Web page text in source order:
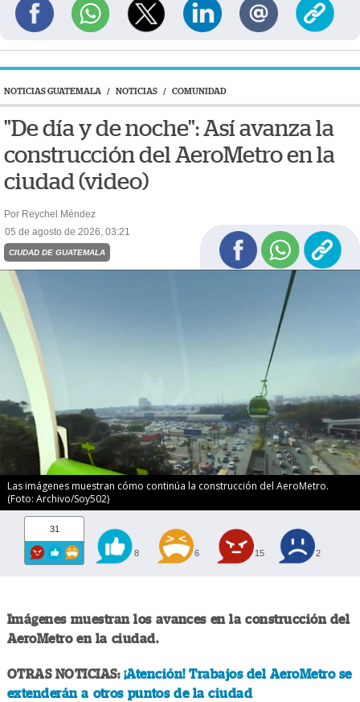
NOTICIAS GUATEMALA / NOTICIAS / COMUNIDAD
"De día y de noche": Así avanza la
construcción del AeroMetro en la
ciudad (video)
Por Reychel Méndez
05 de agosto de 2026, 03:21
CIUDAD DE GUATEMALA
Las imágenes muestran cómo continúa la construcción del AeroMetro.
(Foto: Archivo/Soy502)
31
8 6 15 2
Imágenes muestran los avances en la construcción del
AeroMetro en la ciudad.
OTRAS NOTICIAS: ¡Atención! Trabajos del AeroMetro se
extenderán a otros puntos de la ciudad